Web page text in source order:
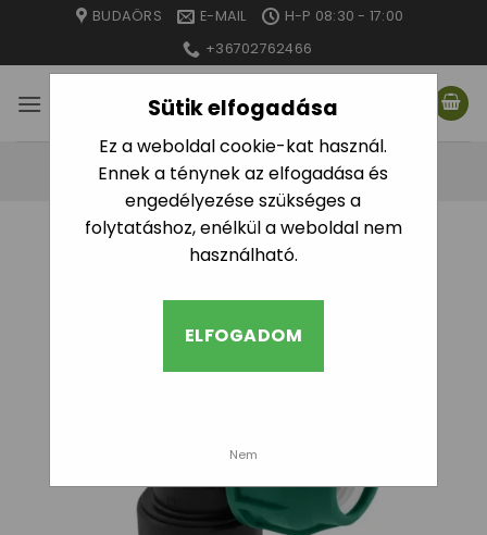
Sütik elfogadása
Ez a weboldal cookie-kat használ.
Ennek a ténynek az elfogadása és
engedélyezése szükséges a
folytatáshoz, enélkül a weboldal nem
használható.
ELFOGADOM
Nem
content
BUDAÖRS E-MAIL
H-P 08:30 - 17:00
+36702762466